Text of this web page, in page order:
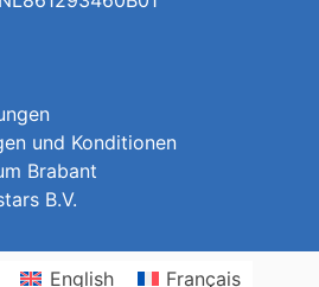
und Konditionen
Brabant
B.V.
English Français